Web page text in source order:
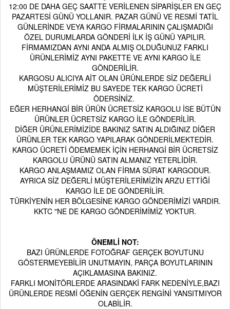
12:00 DE DAHA GEÇ SAATTE VERİLENEN SİPARİŞLER EN GEÇ
PAZARTESİ GÜNÜ YOLLANIR. PAZAR GÜNÜ VE RESMİ TATİL
GÜNLERİNDE VEYA KARGO FİRMALARININ ÇALIŞMADIĞI
ÖZEL DURUMLARDA GÖNDERİ İLK İŞ GÜNÜ YAPILIR.
FİRMAMIZDAN AYNI ANDA ALMIŞ OLDUĞUNUZ FARKLI
ÜRÜNLERİMİZ AYNI PAKETTE VE AYNI KARGO İLE
GÖNDERİLİR.
KARGOSU ALICIYA AİT OLAN ÜRÜNLERDE SİZ DEĞERLİ
MÜŞTERİLERİMİZ BU SAYEDE TEK KARGO ÜCRETİ
ÖDERSİNİZ.
EĞER HERHANGİ BİR ÜRÜN ÜCRETSİZ KARGOLU İSE BÜTÜN
ÜRÜNLER ÜCRETSİZ KARGO İLE GÖNDERİLİR.
DİĞER ÜRÜNLERİMİZİDE BAKINIZ SATIN ALDIĞINIZ DİĞER
ÜRÜNLER TEK KARGO YAPILARAK GÖNDERİLMEKTEDİR.
KARGO ÜCRETİ ÖDEMEMEK İÇİN HERHANGİ BİR ÜCRETSİZ
KARGOLU ÜRÜNÜ SATIN ALMANIZ YETERLİDİR.
KARGO ANLAŞMAMIZ OLAN FİRMA SÜRAT KARGODUR.
AYRICA SİZ DEĞERLİ MÜŞTERİLERİMİZİN ARZU ETTİĞİ
KARGO İLE DE GÖNDERİLİR.
TÜRKİYENİN HER BÖLGESİNE KARGO GÖNDERİMİZİ VARDIR.
KKTC "NE DE KARGO GÖNDERİMİMİZ YOKTUR.
ÖNEMLİ NOT:
BAZI ÜRÜNLERDE FOTOĞRAF GERÇEK BOYUTUNU
GÖSTERMEYEBİLİR UNUTMAYIN, PARÇA BOYUTLARININ
AÇIKLAMASINA BAKINIZ.
FARKLI MONİTÖRLERDE ARASINDAKİ FARK NEDENİYLE,BAZI
ÜRÜNLERDE RESMİ ÖĞENİN GERÇEK RENGİNİ YANSITMIYOR
OLABİLİR.